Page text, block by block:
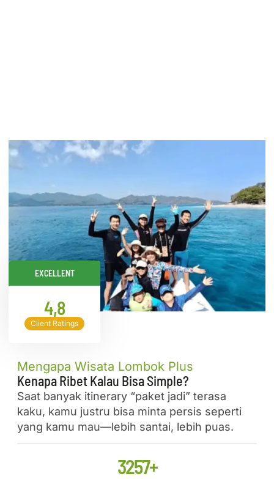
EXCELLENT
4,8
Client Ratings
Mengapa Wisata Lombok Plus
Kenapa Ribet Kalau Bisa Simple?
Saat banyak itinerary “paket jadi” terasa
kaku, kamu justru bisa minta persis seperti
yang kamu mau—lebih santai, lebih puas.
3257+